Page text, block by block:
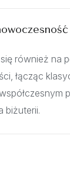
również na
łącząc
biżuterii.